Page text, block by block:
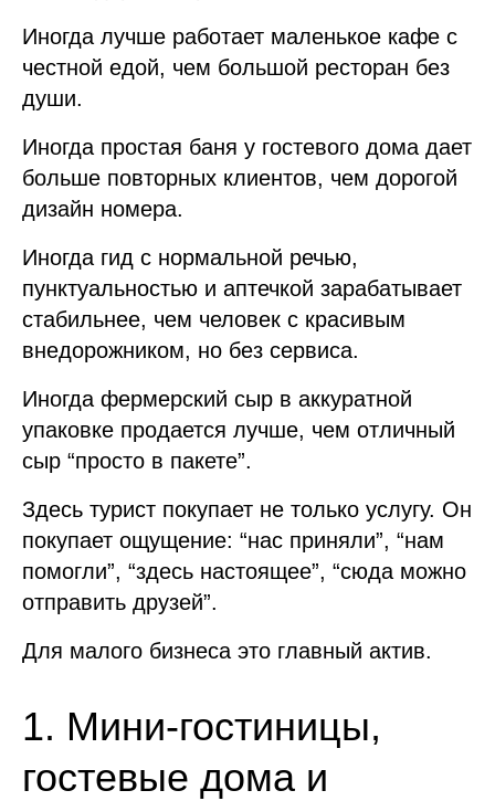
Иногда лучше работает маленькое кафе с
честной едой, чем большой ресторан без
души.
Иногда простая баня у гостевого дома дает
больше повторных клиентов, чем дорогой
дизайн номера.
Иногда гид с нормальной речью,
пунктуальностью и аптечкой зарабатывает
стабильнее, чем человек с красивым
внедорожником, но без сервиса.
Иногда фермерский сыр в аккуратной
упаковке продается лучше, чем отличный
сыр “просто в пакете”.
Здесь турист покупает не только услугу. Он
покупает ощущение: “нас приняли”, “нам
помогли”, “здесь настоящее”, “сюда можно
отправить друзей”.
Для малого бизнеса это главный актив.
1. Мини-гостиницы,
гостевые дома и